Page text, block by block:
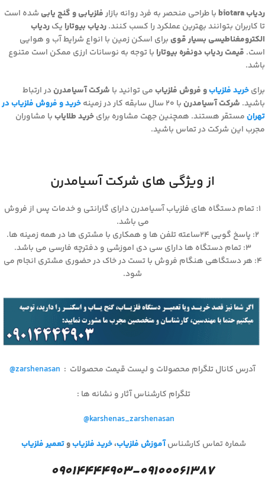
ردیاب biotara با طراحی منحصر به فرد روانه بازارفلزیابی و گنج یابیشده است
تا کاربران بتوانند بهترین عملکرد را کسب کنند.ردیاب بیوتارا یکردیاب
الکترومغناطیسی بسیار قویبرای اسکن زمین با انواع شرایط آب و هوایی
است. قیمت ردیاب دونفره بیوتارا با توجه به نوسانات ارزی ممکن است متنوع
باشد.
برایخرید فلزیابو فروش فلزیابمی توانید با شرکت آسیامدرندر ارتباط
باشید. شرکت آسیامدرنبا ۲۰ سال سابقه کار در زمینه
خرید و فروش فلزیاب در
تهرانمستقر هستند. همچنین جهت مشاوره برایخرید طلایاببا مشاوران
مجرب این شرکت در تماس باشید.
از ویژگی های شرکت آسیامدرن
۱: تمام دستگاه های فلزیاب آسیامدرن دارای گارانتی و خدمات پس از فروش
می باشد.
۲: پاسخ گویی ۲۴ساعته تلفن ها و همکاری با مشتری ها در همه زمینه ها.
۳: تمام دستگاه ها دارای سی دی اموزشی و دفترچه فارسی می باشد.
۴: هر دستگاهی هنگام فروش با تست در خاک در حضوری مشتری انجام می
شود.
آدرس کانال تلگرام محصولات و لیست قیمت محصولات :
@zarshenasan
تلگرام کارشناس آثار و نشانه ها :
@karshenas_zarshenasan
شماره تماس کارشناسآموزش فلزیاب،خرید فلزیابوتعمیر فلزیاب
۰۹۰۱۴۴۴۴۹۰۳-۰۹۱۰۰۰۶۱۳۸۷